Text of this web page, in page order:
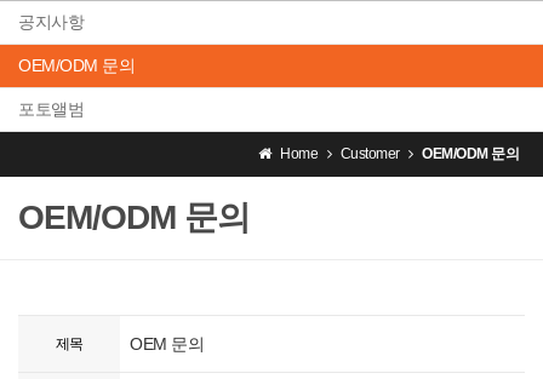
공지사항
OEM/ODM 문의
포토앨범
Home Customer OEM/ODM 문의
OEM/ODM 문의
제목 OEM 문의